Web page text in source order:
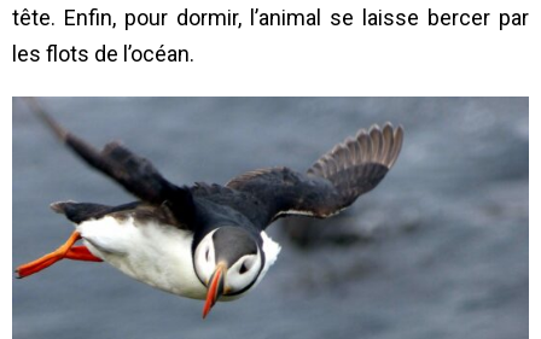
tête. Enfin, pour dormir, l’animal se laisse bercer par
les flots de l’océan.